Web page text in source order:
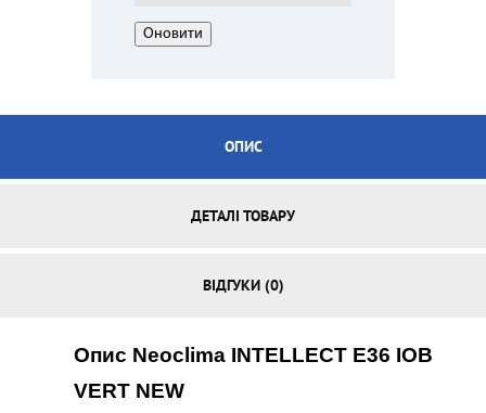
ОПИС
ДЕТАЛІ ТОВАРУ
ВІДГУКИ (0)
Опис Neoclima INTELLECT E36 IOB
VERT NEW